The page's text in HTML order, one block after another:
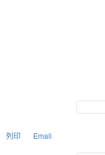
列印 Email